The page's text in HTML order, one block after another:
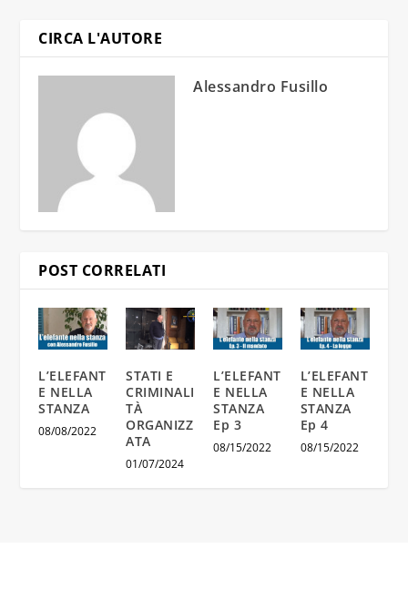
CIRCA L'AUTORE
Alessandro Fusillo
POST CORRELATI
L’ELEFANT
E NELLA
STANZA
08/08/2022
STATI E
CRIMINALI
TÀ
ORGANIZZ
ATA
01/07/2024
L’ELEFANT
E NELLA
STANZA
Ep 3
08/15/2022
L’ELEFANT
E NELLA
STANZA
Ep 4
08/15/2022